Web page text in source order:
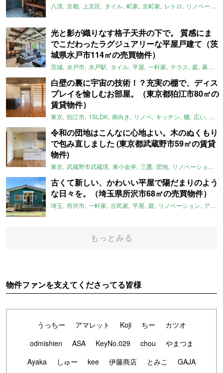
八清 京都 上京区 タイル 町家 京町家 レトロ リノベーション
光と影が織りなす格子天井の下で。 質感にま
でこだわったラグジュアリーな平屋戸建て（茨
城県水戸市114㎡の売買物件）
茨城 水戸市 水戸駅 タイル 平屋 一軒家 テラス 庭 募集中
白壁の裏に宇宙の技術！？充実の棚で、ディス
プレイを愉しむお部屋。（東京都狛江市80㎡の
賃貸物件）
東京 狛江市 1SLDK 南向き リノベ キッチン 棚 広い ガイ
令和の団地はこんなに心地よい。木のぬくもり
で包み直しました (東京都武蔵野市59㎡の賃貸
物件)
東京 武蔵野市武蔵境 東小金井 三鷹 団地 リノベーション
古くて新しい、かわいい平屋で陽だまりのよう
な日々を。（埼玉県所沢市68㎡の売買物件）
埼玉 所沢市 一軒家 古民家 平屋 庭 リノベーション アメリカンハウス
もっとみる
物件ファンを支えてくださってる皆様
うっちー アマレット Koji ちー
カツオ
odmishien
ASA KeyNo.029 chou
やまつま
Ayaka
しゅー kee 伊藤商店 とみこ
GAJA